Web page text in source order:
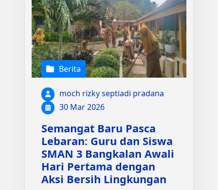
Berita
moch rizky septiadi pradana
30 Mar 2026
Semangat Baru Pasca
Lebaran: Guru dan Siswa
SMAN 3 Bangkalan Awali
Hari Pertama dengan
Aksi Bersih Lingkungan